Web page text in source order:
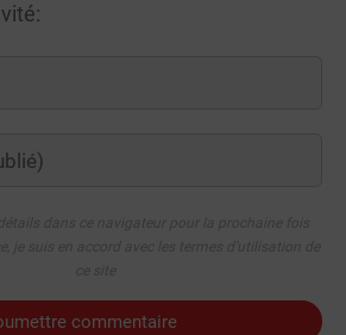
commentaire